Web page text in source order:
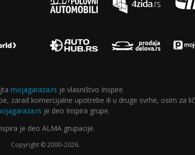
mojagaraza.rs je vlasništvo Inspire.
zarad komercijalne upotrebe ili u druge svrhe, osim za
je deo Inspira grupe.
je deo ALMA grupacije.
Copyright © 2000–2026.